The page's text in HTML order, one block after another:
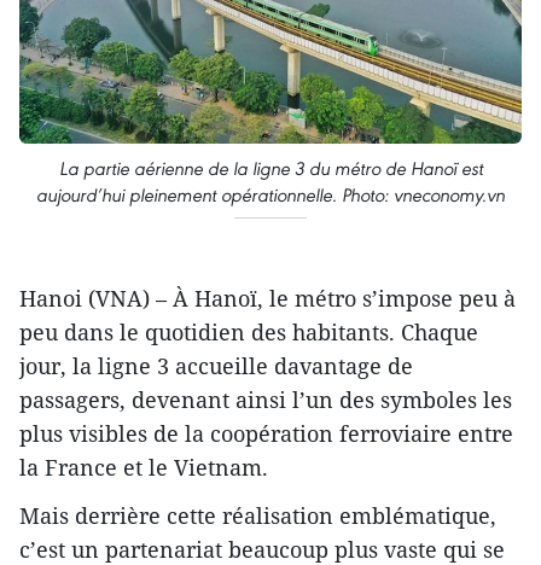
La partie aérienne de la ligne 3 du métro de Hanoï est
aujourd’hui pleinement opérationnelle. Photo: vneconomy.vn
Hanoi (VNA) – À Hanoï, le métro s’impose peu à
peu dans le quotidien des habitants. Chaque
jour, la ligne 3 accueille davantage de
passagers, devenant ainsi l’un des symboles les
plus visibles de la coopération ferroviaire entre
la France et le Vietnam.
Mais derrière cette réalisation emblématique,
c’est un partenariat beaucoup plus vaste qui se